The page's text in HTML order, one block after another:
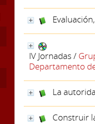
IV Jornadas /
Departamento
La
Construir